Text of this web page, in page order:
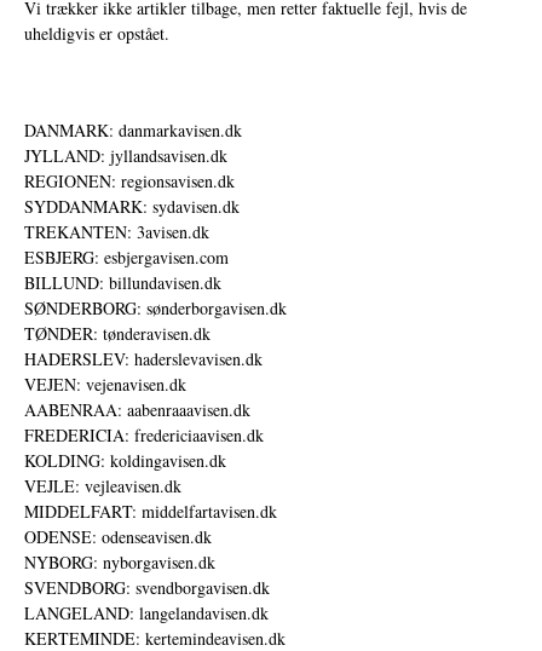
Vi trækker ikke artikler tilbage, men retter faktuelle fejl, hvis de
uheldigvis er opstået.
DANMARK: danmarkavisen.dk
JYLLAND: jyllandsavisen.dk
REGIONEN: regionsavisen.dk
SYDDANMARK: sydavisen.dk
TREKANTEN: 3avisen.dk
ESBJERG: esbjergavisen.com
BILLUND: billundavisen.dk
SØNDERBORG: sønderborgavisen.dk
TØNDER: tønderavisen.dk
HADERSLEV: haderslevavisen.dk
VEJEN: vejenavisen.dk
AABENRAA: aabenraaavisen.dk
FREDERICIA: fredericiaavisen.dk
KOLDING: koldingavisen.dk
VEJLE: vejleavisen.dk
MIDDELFART: middelfartavisen.dk
ODENSE: odenseavisen.dk
NYBORG: nyborgavisen.dk
SVENDBORG: svendborgavisen.dk
LANGELAND: langelandavisen.dk
KERTEMINDE: kertemindeavisen.dk